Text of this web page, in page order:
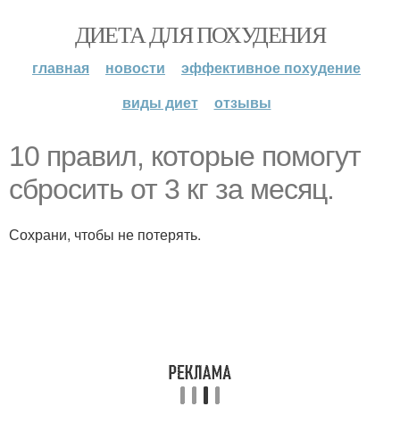
ДИЕТА ДЛЯ ПОХУДЕНИЯ
главная новости
эффективное похудение
виды диет
отзывы
10 правил, которые помогут
сбросить от 3 кг за месяц.
Сохрани, чтобы не потерять.